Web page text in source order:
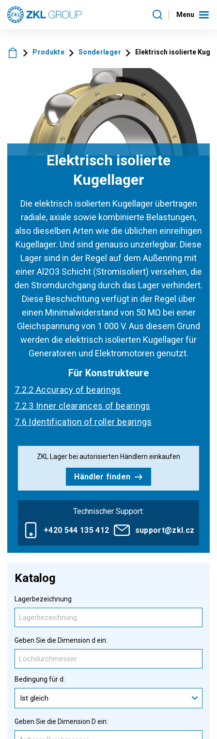
Menu
Produkte Sonderlager Elektrisch isolierte
Elektrisch isolierte
Kugellager
Die elektrisch isolierten Kugellager übertragen
radiale, axiale sowie kombinierte Belastungen,
also dieselben Arten wie die üblichen einreihigen
Kugellager. Und sind genauso unzerlegbar. Diese
Lager sind in der Regel auf dem Außenring mit
einer Al2O3 Schicht (Stromisoliert) versehen, die
den Stromdurchgang durch das Lager verhindert.
Diese Beschichtung verfügt in der Regel über
einen Minimalwiderstand von 50 MΩ bei einer
Gleichspannung von 1 000 V. Aus diesem Grund
werden die elektrisch isolierten Kugellager für
Generatoren und Elektromotoren genutzt.
Für Konstrukteure
7.2.2 Accuracy of bearings
7.2.3 Inner clearances of bearings
7.6 Identification of roller bearings
ZKL Lager bei autorisierten Händlern einkaufen
Händler finden
Technischer Support:
+420 544 135 412 support@zkl.cz
Katalog
Lagerbezeichnung
Geben Sie die Dimension d ein:
Bedingung für d:
Ist gleich
Geben Sie die Dimension D ein: